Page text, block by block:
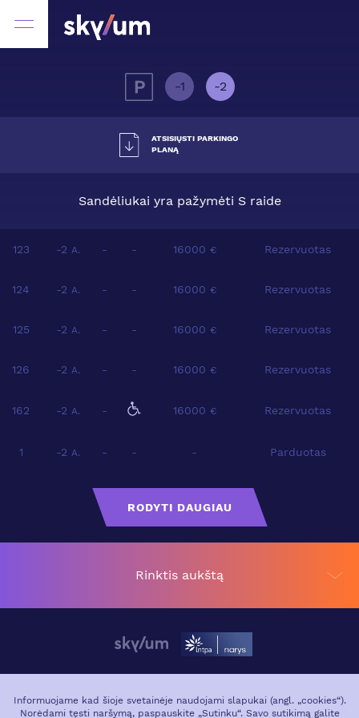
-1 -2
ATSISIŲSTI PARKINGO
PLANĄ
Sandėliukai yra pažymėti S raide
123 -2 A. - - 16000 € Rezervuotas
124 -2 A. - - 16000 € Rezervuotas
125 -2 A. - - 16000 € Rezervuotas
126 -2 A. - - 16000 € Rezervuotas
162 -2 A. - 16000 € Rezervuotas
1 -2 A. - - - Parduotas
RODYTI DAUGIAU
Rinktis aukštą
VIETA MIESTE
GALERIJA
Informuojame kad šioje svetainėje naudojami slapukai (angl. „cookies“).
Norėdami tęsti naršymą, paspauskite „Sutinku“. Savo sutikimą galite